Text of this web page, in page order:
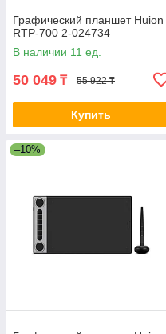
Графический планшет Huion
RTP-700 2-024734
В наличии 11 ед.
50 049 ₸ 55 922 ₸
Купить
–10%